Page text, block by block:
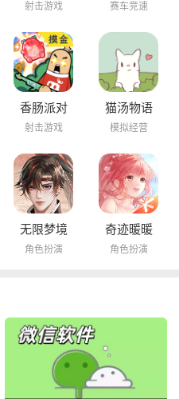
射击游戏 赛车竞速
香肠派对
射击游戏
猫汤物语
模拟经营
无限梦境
角色扮演
奇迹暖暖
角色扮演